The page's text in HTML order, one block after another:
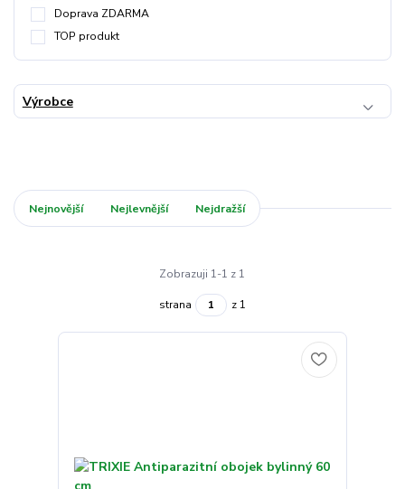
Doprava ZDARMA
TOP produkt
Výrobce
Nejnovější Nejlevnější Nejdražší
Zobrazuji 1-1 z 1
strana z 1